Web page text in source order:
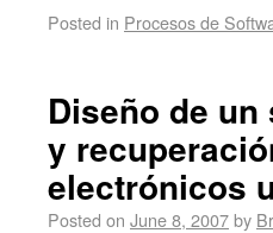
Posted in Procesos de
Diseño de
y
electrónicos
Posted on June 8, 2007by